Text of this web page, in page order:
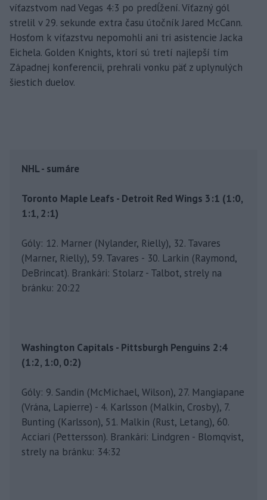
víťazstvom nad Vegas 4:3 po predĺžení. Víťazný gól
strelil v 29. sekunde extra času útočník Jared McCann.
Hosťom k víťazstvu nepomohli ani tri asistencie Jacka
Eichela. Golden Knights, ktorí sú tretí najlepší tím
Západnej konferencii, prehrali vonku päť z uplynulých
šiestich duelov.
NHL - sumáre
Toronto Maple Leafs - Detroit Red Wings 3:1 (1:0,
1:1, 2:1)
Góly: 12. Marner (Nylander, Rielly), 32. Tavares
(Marner, Rielly), 59. Tavares - 30. Larkin (Raymond,
DeBrincat). Brankári: Stolarz - Talbot, strely na
bránku: 20:22
Washington Capitals - Pittsburgh Penguins 2:4
(1:2, 1:0, 0:2)
Góly: 9. Sandin (McMichael, Wilson), 27. Mangiapane
(Vrána, Lapierre) - 4. Karlsson (Malkin, Crosby), 7.
Bunting (Karlsson), 51. Malkin (Rust, Letang), 60.
Acciari (Pettersson). Brankári: Lindgren - Blomqvist,
strely na bránku: 34:32